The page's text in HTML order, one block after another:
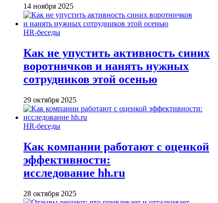
14 ноября 2025
HR-беседы
Как не упустить активность синих
воротничков и нанять нужных
сотрудников этой осенью
29 октября 2025
HR-беседы
Как компании работают с оценкой
эффективности:
исследование hh.ru
28 октября 2025